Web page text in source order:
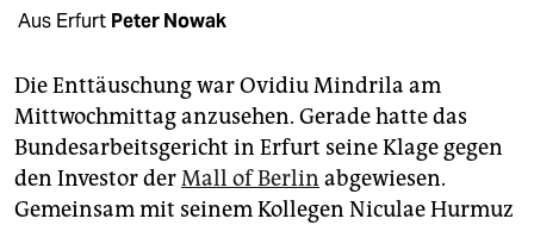
shop
unterstützen
abo
genossenschaft
Aus Erfurt Peter Nowak
Die Enttäuschung war Ovidiu Mindrila am
Mittwochmittag anzusehen. Gerade hatte das
Bundesarbeitsgericht in Erfurt seine Klage gegen
den Investor derMall of Berlin abgewiesen.
Gemeinsam mit seinem Kollegen Niculae Hurmuz